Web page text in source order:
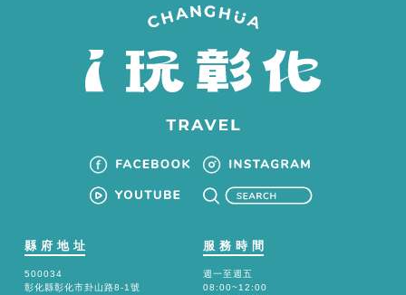
縣府地址
500034
彰化縣彰化市卦山路8-1號
服務時間
週一至週五
08:00~12:00